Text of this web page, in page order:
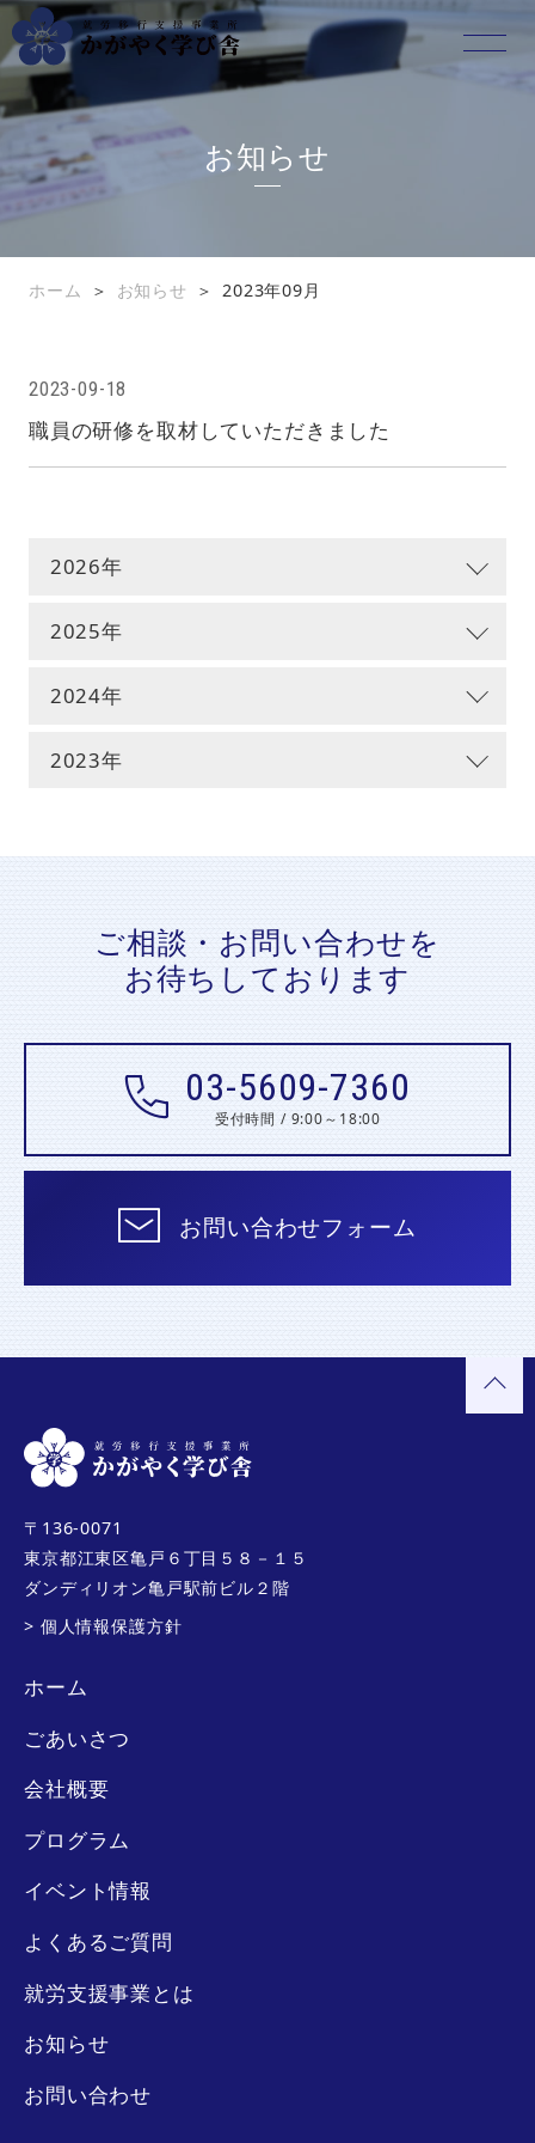
プログラム
お知らせ
ホーム お知らせ 2023年09月
2023-09-18
職員の研修を取材していただきました
2026年
2025年
2024年
2023年
ご相談・お問い合わせを
お待ちしております
03-5609-7360
受付時間 / 9:00～18:00
お問い合わせフォーム
〒136-0071
東京都江東区亀戸６丁目５８－１５
ダンディリオン亀戸駅前ビル２階
> 個人情報保護方針
ホーム
ごあいさつ
会社概要
プログラム
イベント情報
よくあるご質問
就労支援事業とは
お知らせ
お問い合わせ